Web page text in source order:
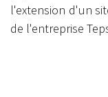
l'extension d'un
de l'entreprise